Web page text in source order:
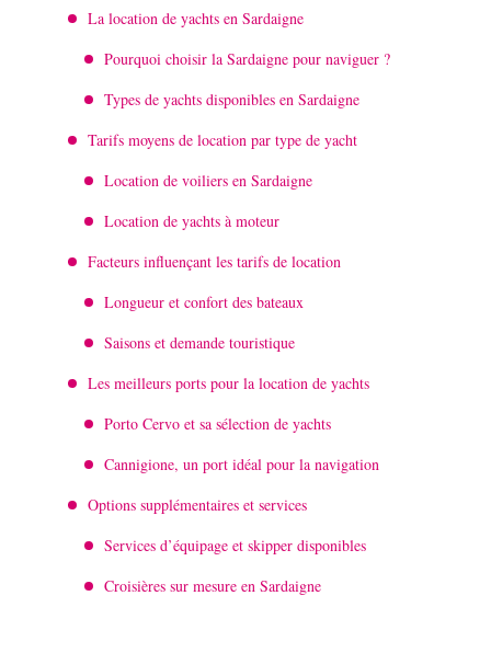
La location de yachts en Sardaigne
Pourquoi choisir la Sardaigne pour naviguer ?
Types de yachts disponibles en Sardaigne
Tarifs moyens de location par type de yacht
Location de voiliers en Sardaigne
Location de yachts à moteur
Facteurs influençant les tarifs de location
Longueur et confort des bateaux
Saisons et demande touristique
Les meilleurs ports pour la location de yachts
Porto Cervo et sa sélection de yachts
Cannigione, un port idéal pour la navigation
Options supplémentaires et services
Services d’équipage et skipper disponibles
Croisières sur mesure en Sardaigne